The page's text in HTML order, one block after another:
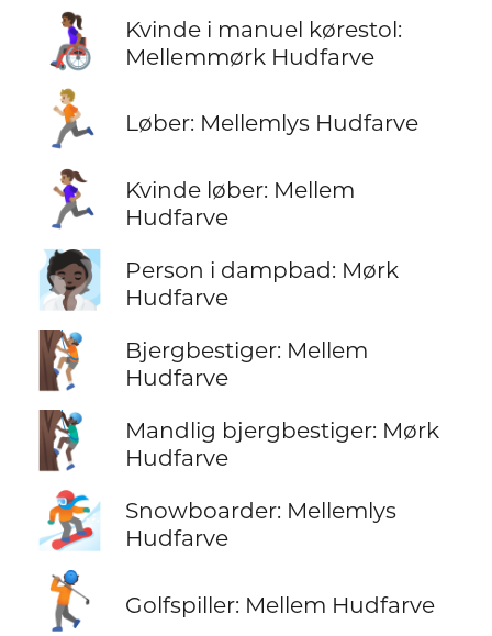
👩🏾‍🦽
Kvinde i manuel kørestol:
Mellemmørk Hudfarve
🏃🏼 Løber: Mellemlys Hudfarve
🏃🏽‍♀️
Kvinde løber: Mellem
Hudfarve
🧖🏿
Person i dampbad: Mørk
Hudfarve
🧗🏽
Bjergbestiger: Mellem
Hudfarve
🧗🏿‍♂️
Mandlig bjergbestiger: Mørk
Hudfarve
🏂🏼
Snowboarder: Mellemlys
Hudfarve
🏌🏽 Golfspiller: Mellem Hudfarve